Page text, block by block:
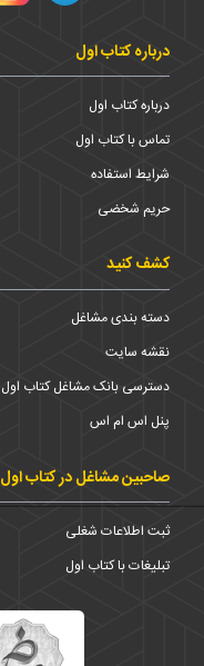
درباره کتاب اول
درباره کتاب اول
تماس با کتاب اول
شرایط استفاده
حریم شخضی
کشف کنید
دسته بندی مشاغل
نقشه سایت
دسترسی بانک مشاغل کتاب اول
پنل اس ام اس
صاحبین مشاغل در کتاب اول
ثبت اطلاعات شغلی
تبلیغات با کتاب اول